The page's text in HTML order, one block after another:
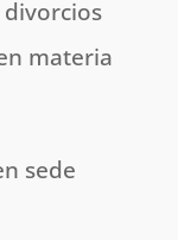
materia
sede